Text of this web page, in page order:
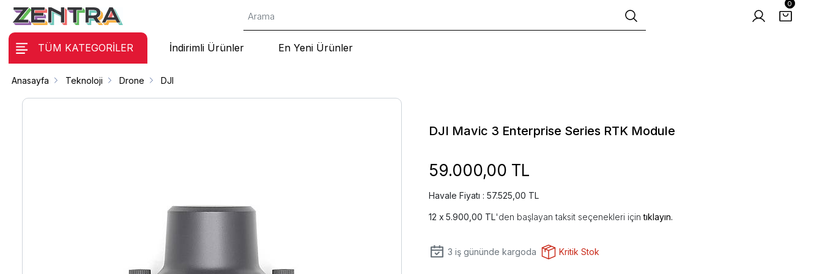
0
TÜM KATEGORİLER İndirimli Ürünler En Yeni Ürünler
Anasayfa Teknoloji Drone DJI
DJI Mavic 3 Enterprise Series RTK Module
59.000,00 TL
Havale Fiyatı : 57.525,00 TL
5.900,00 TL'den başlayan taksit seçenekleri içintıklayın.
3 iş gününde kargoda Kritik Stok